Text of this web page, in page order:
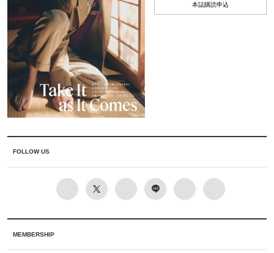
本誌購読申込
FOLLOW US
MEMBERSHIP